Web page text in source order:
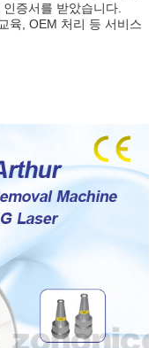
증서를 받았습니다.
육, OEM 처리 등 서비스